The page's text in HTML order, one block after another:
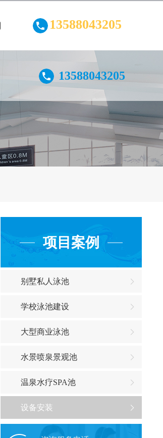
13588043205
13588043205
项目案例
别墅私人泳池
学校泳池建设
大型商业泳池
水景喷泉景观池
温泉水疗SPA池
设备安装